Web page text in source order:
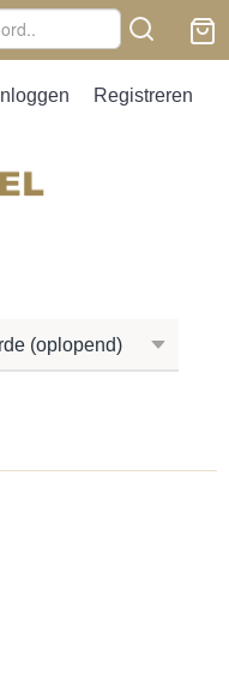
Inloggen Registreren